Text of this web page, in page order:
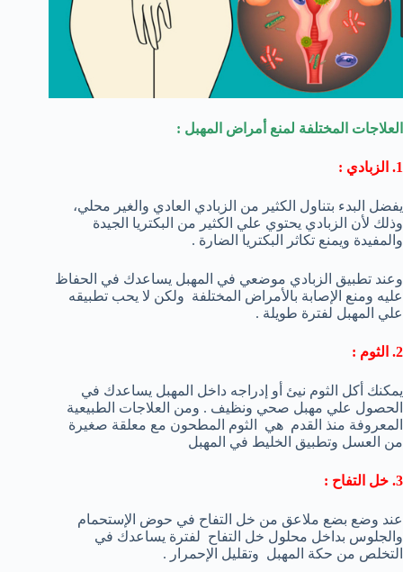
العلاجات المختلفة لمنع أمراض المهبل :
1. الزبادي :
يفضل البدء بتناول الكثير من الزبادي العادي والغير محلي،
وذلك لأن الزبادي يحتوي علي الكثير من البكتريا الجيدة
والمفيدة ويمنع تكاثر البكتريا الضارة .
وعند تطبيق الزبادي موضعي في المهبل يساعدك في الحفاظ
عليه ومنع الإصابة بالأمراض المختلفة ولكن لا يحب تطبيقه
علي المهبل لفترة طويلة .
2. الثوم :
يمكنك أكل الثوم نيئ أو إدراجه داخل المهبل يساعدك في
الحصول علي مهبل صحي ونظيف . ومن العلاجات الطبيعية
المعروفة منذ القدم هي الثوم المطحون مع معلقة صغيرة
من العسل وتطبيق الخليط في المهبل
3. خل التفاح :
عند وضع بضع ملاعق من خل التفاح في حوض الإستحمام
والجلوس بداخل محلول خل التفاح لفترة يساعدك في
التخلص من حكة المهبل وتقليل الإحمرار .